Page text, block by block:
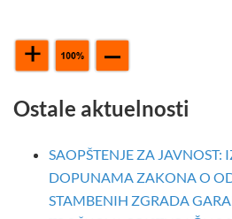
Ostale aktuelnosti
SAOPŠTENJE ZA JAVNOST:
DOPUNAMA ZAKONA O
STAMBENIH ZGRADA